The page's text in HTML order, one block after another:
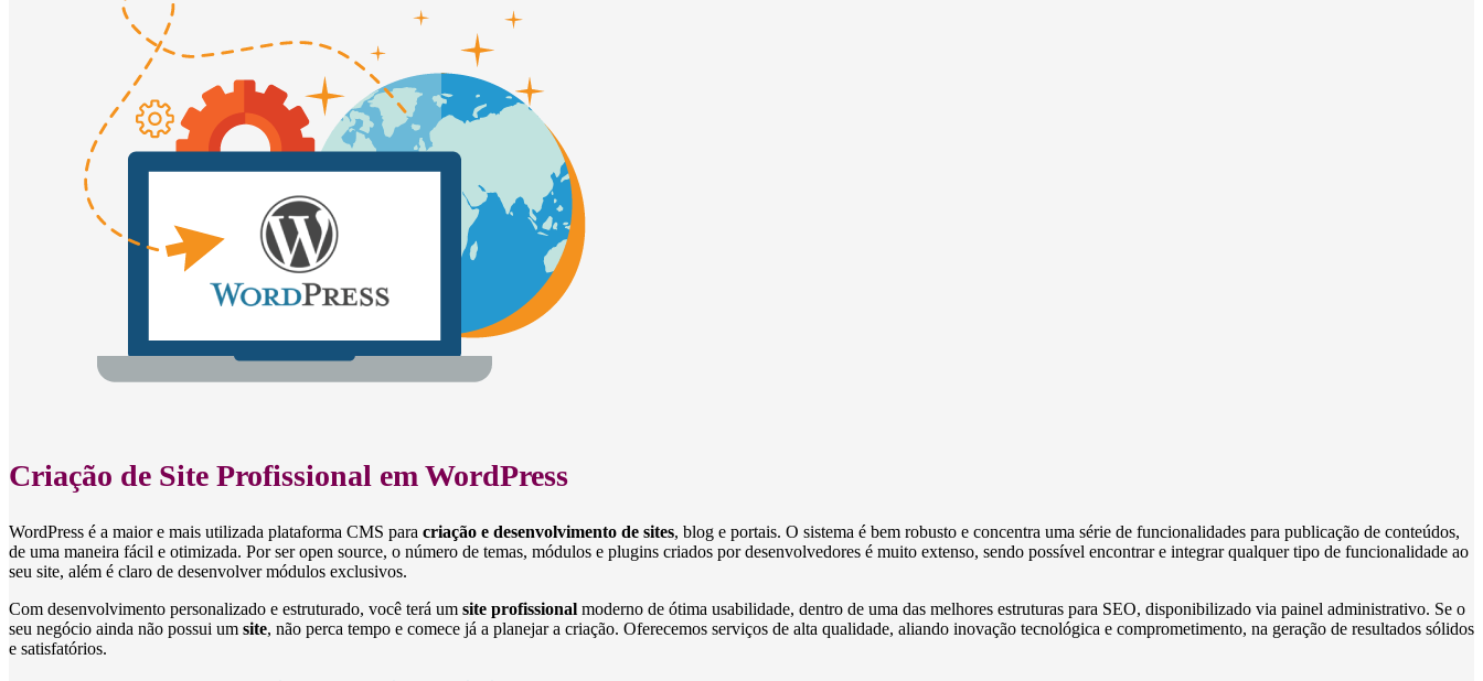
Criação de Site Profissional em WordPress
WordPress é a maior e mais utilizada plataforma CMS para criação e desenvolvimento de sites, blog e portais. O sistema é bem robusto e concentra uma série de funcionalidades para publicação de conteúdos,
de uma maneira fácil e otimizada. Por ser open source, o número de temas, módulos e plugins criados por desenvolvedores é muito extenso, sendo possível encontrar e integrar qualquer tipo de funcionalidade ao
seu site, além é claro de desenvolver módulos exclusivos.
Com desenvolvimento personalizado e estruturado, você terá um site profissional moderno de ótima usabilidade, dentro de uma das melhores estruturas para SEO, disponibilizado via painel administrativo. Se o
seu negócio ainda não possui um site, não perca tempo e comece já a planejar a criação. Oferecemos serviços de alta qualidade, aliando inovação tecnológica e comprometimento, na geração de resultados sólidos
e satisfatórios.